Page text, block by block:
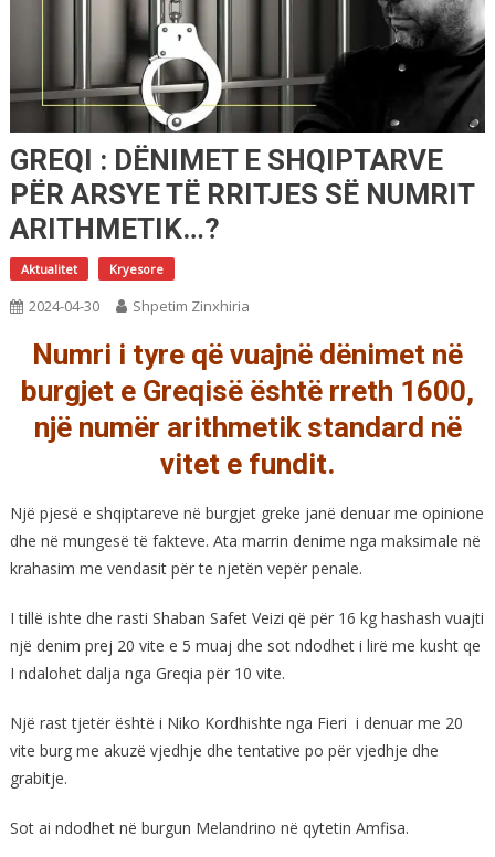
GREQI : DËNIMET E SHQIPTARVE
PËR ARSYE TË RRITJES SË NUMRIT
ARITHMETIK…?
Aktualitet Kryesore
2024-04-30 Shpetim Zinxhiria
Numri i tyre që vuajnë dënimet në
burgjet e Greqisë është rreth 1600,
një numër arithmetik standard në
vitet e fundit.
Një pjesë e shqiptareve në burgjet greke janë denuar me opinione
dhe në mungesë të fakteve. Ata marrin denime nga maksimale në
krahasim me vendasit për te njetën vepër penale.
I tillë ishte dhe rasti Shaban Safet Veizi që për 16 kg hashash vuajti
një denim prej 20 vite e 5 muaj dhe sot ndodhet i lirë me kusht qe
I ndalohet dalja nga Greqia për 10 vite.
Një rast tjetër është i Niko Kordhishte nga Fieri i denuar me 20
vite burg me akuzë vjedhje dhe tentative po për vjedhje dhe
grabitje.
Sot ai ndodhet në burgun Melandrino në qytetin Amfisa.